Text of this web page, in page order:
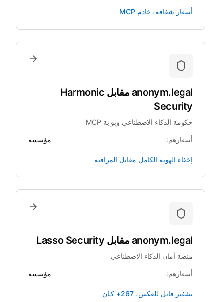
أسعار شفافة، خادم MCP
anonym.legal مقابل Harmonic
Security
حكومة الذكاء الاصطناعي وبوابة MCP
أسعارهم: مؤسسة
إخفاء الهوية الكامل مقابل المراقبة
anonym.legal مقابل Lasso Security
منصة أمان الذكاء الاصطناعي
أسعارهم: مؤسسة
تشفير قابل للعكس، 267+ كيان